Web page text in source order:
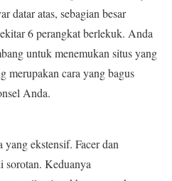
datar atas, sebagian besar
6 perangkat berlekuk. Anda
untuk menemukan situs yang
merupakan cara yang bagus
Anda.
ekstensif. Facer dan
sorotan. Keduanya